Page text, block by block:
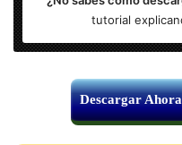
tutorial
Descargar